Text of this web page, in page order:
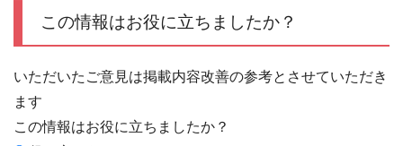
この情報はお役に立ちましたか？
いただいたご意見は掲載内容改善の参考とさせていただき
ます
この情報はお役に立ちましたか？